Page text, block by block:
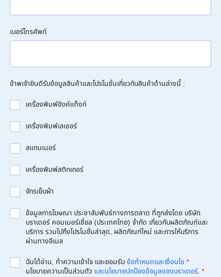
เบอร์โทรศัพท์
ข้าพเจ้ายินดีรับข้อมูลสินค้าและโปรโมชั่นเกี่ยวกับสินค้าด้านล่างนี้ :
เครื่องพิมพ์อิงค์แท็งก์
เครื่องพิมพ์เลเซอร์
สแกนเนอร์
เครื่องพิมพ์สติกเกอร์
จักรเย็บผ้า
ข้อมูลการโฆษณา ประชาสัมพันธ์ทางการตลาด ที่ถูกส่งโดย บริษัท
บราเดอร์ คอมเมอร์เชี่ยล (ประเทศไทย) จำกัด เกี่ยวกับผลิตภัณฑ์และ
บริการ รวมไปถึงโปรโมชั่นล่าสุด, ผลิตภัณฑ์ใหม่ และการให้บริการ
ผ่านทางอีเมล
ฉันได้อ่าน, ทำความเข้าใจ และยอมรับข้อกำหนดและเงื่อนไข *
นโยบายความเป็นส่วนตัว และนโยบายปกป้องข้อมูลของบราเดอร์. *